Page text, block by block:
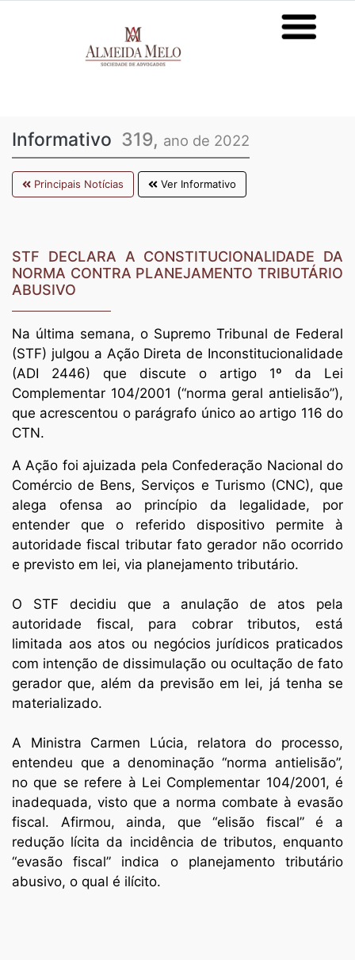
Informativo 319, ano de 2022
Principais Notícias Ver Informativo
STF DECLARA A CONSTITUCIONALIDADE DA
NORMA CONTRA PLANEJAMENTO TRIBUTÁRIO
ABUSIVO
Na última semana, o Supremo Tribunal de Federal
(STF) julgou a Ação Direta de Inconstitucionalidade
(ADI 2446) que discute o artigo 1º da Lei
Complementar 104/2001 (“norma geral antielisão”),
que acrescentou o parágrafo único ao artigo 116 do
CTN.
A Ação foi ajuizada pela Confederação Nacional do
Comércio de Bens, Serviços e Turismo (CNC), que
alega ofensa ao princípio da legalidade, por
entender que o referido dispositivo permite à
autoridade fiscal tributar fato gerador não ocorrido
e previsto em lei, via planejamento tributário.
O STF decidiu que a anulação de atos pela
autoridade fiscal, para cobrar tributos, está
limitada aos atos ou negócios jurídicos praticados
com intenção de dissimulação ou ocultação de fato
gerador que, além da previsão em lei, já tenha se
materializado.
A Ministra Carmen Lúcia, relatora do processo,
entendeu que a denominação “norma antielisão”,
no que se refere à Lei Complementar 104/2001, é
inadequada, visto que a norma combate à evasão
fiscal. Afirmou, ainda, que “elisão fiscal” é a
redução lícita da incidência de tributos, enquanto
“evasão fiscal” indica o planejamento tributário
abusivo, o qual é ilícito.